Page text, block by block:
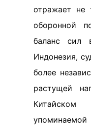
отражает не
оборонной
баланс
Индонезия,
более
растущей